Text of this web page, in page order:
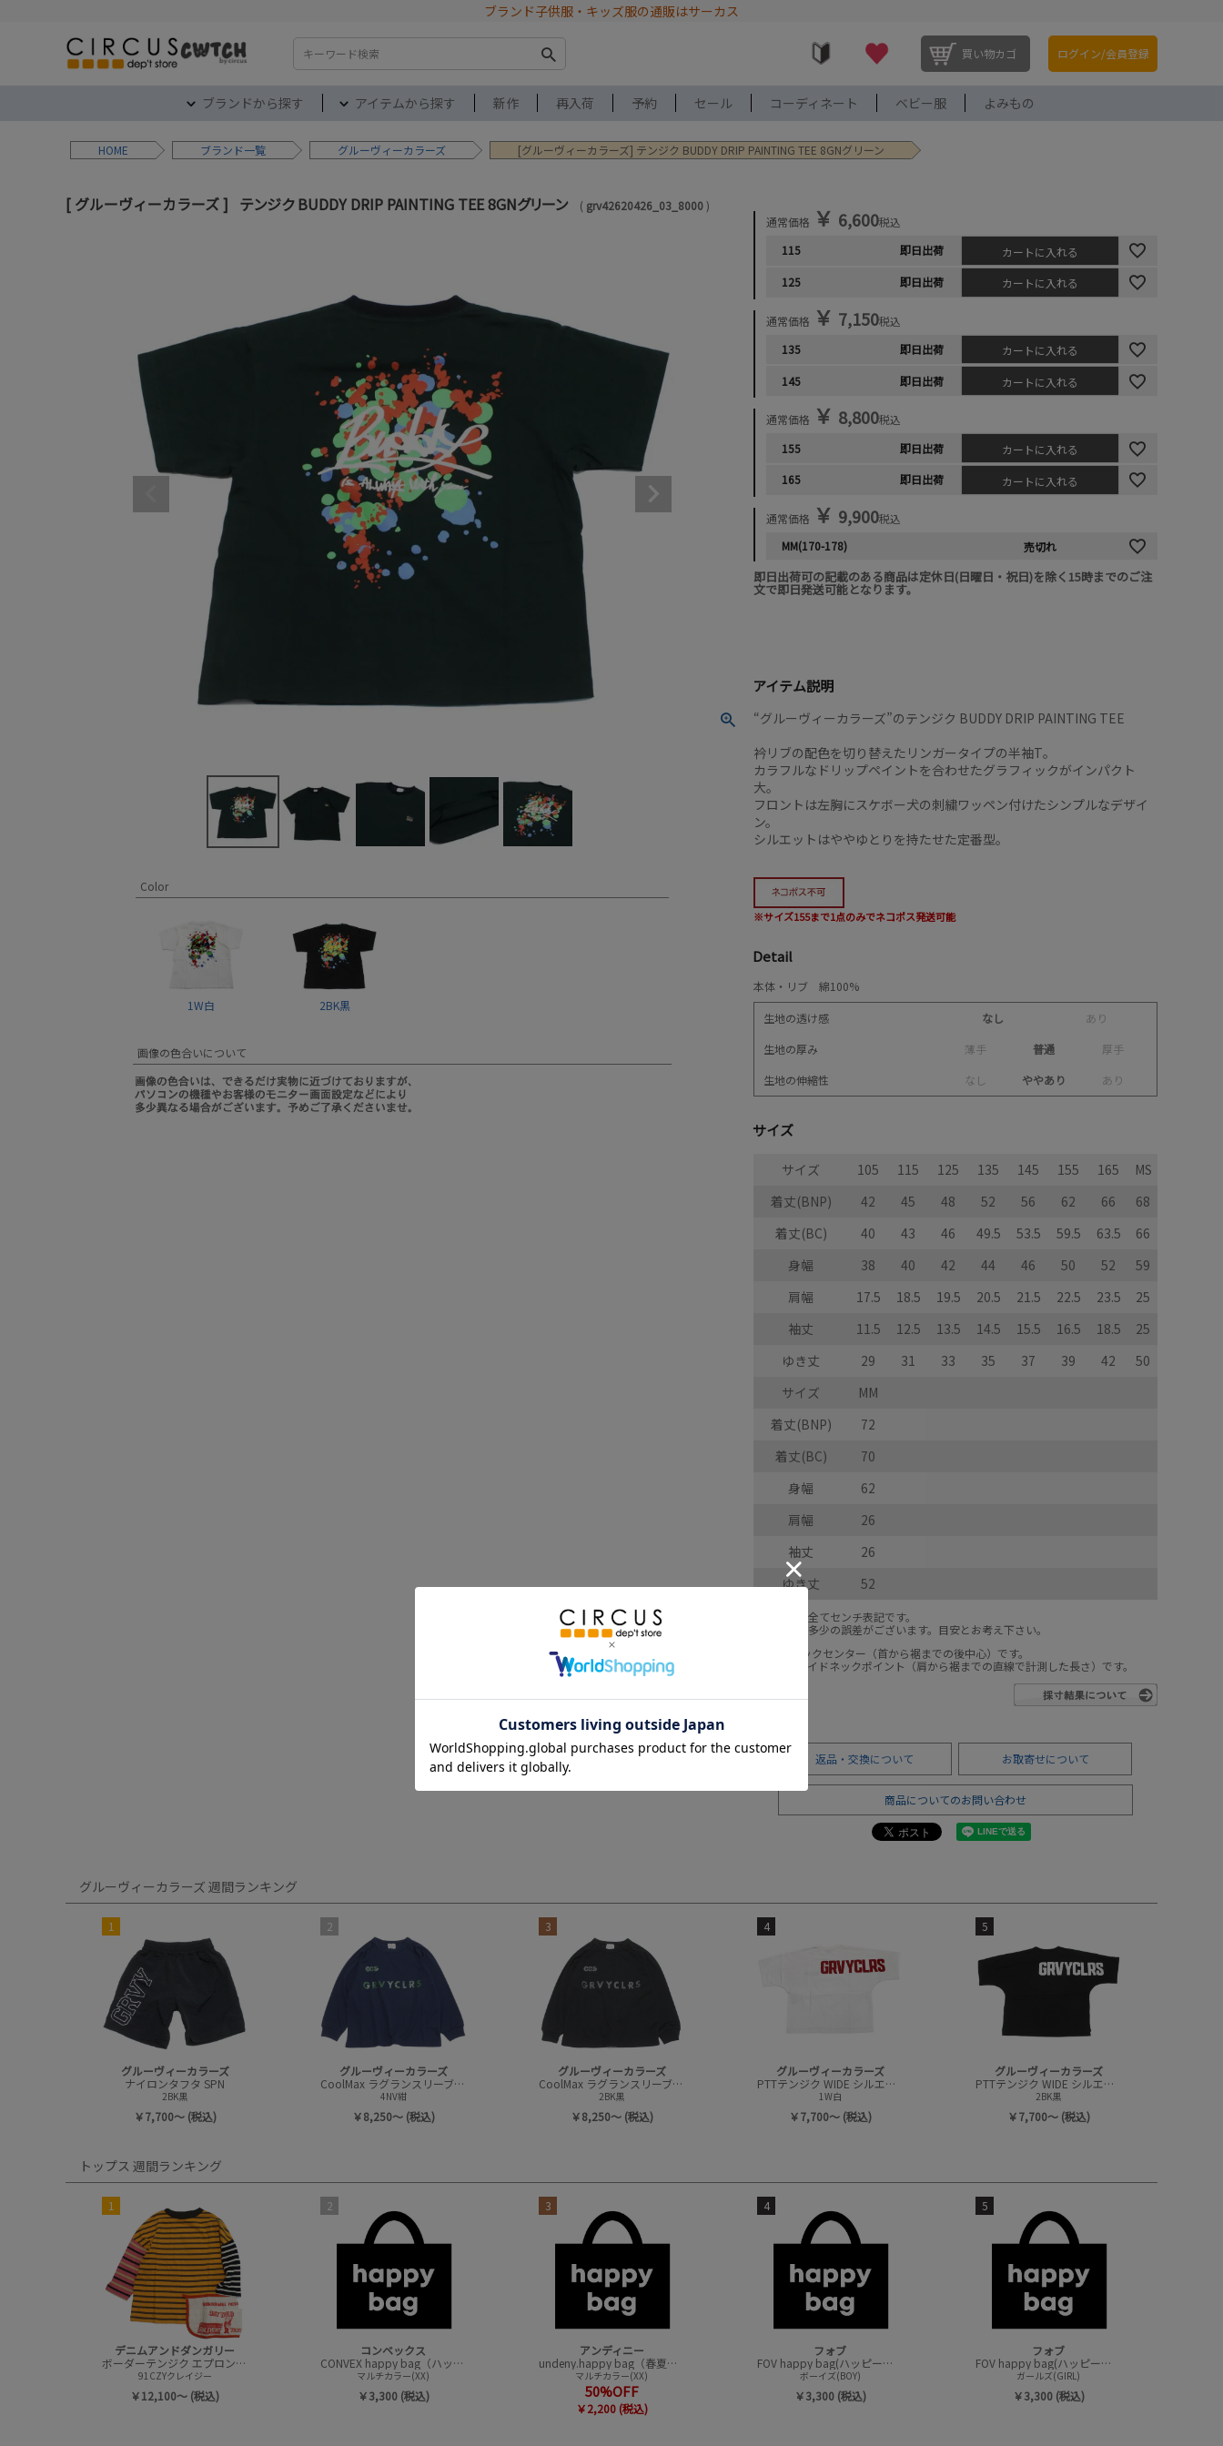
ブランド子供服・キッズ服の通販はサーカス
検索 買い物カゴ ログイン/会員登録
ブランドから探す アイテムから探す 新作 再入荷 予約 セール コーディネート ベビー服 よみもの
HOME ブランド グルーヴィーカラーズ [グルーヴィーカラーズ] テンジク BUDDY DRIP PAINTING TEE 8GNグリーン
グルーヴィーカラーズ テンジク BUDDY DRIP PAINTING TEE 8GNグリーン grv42620426_03_8000
Color
1W白 2BK黒
画像の色合いについて
通常価格 ￥ 6,600税込
115
即日出荷
カートに入れる
125
即日出荷 カートに入れる
通常価格 ￥ 7,150税込
135
即日出荷
カートに入れる
145
即日出荷 カートに入れる
通常価格 ￥ 8,800税込
155
即日出荷
カートに入れる
165
即日出荷 カートに入れる
通常価格 ￥ 9,900税込
MM(170-178)
売切れ
即日出荷可の記載のある商品は定休日(日曜日・祝日)を除く15時までのご注
文で即日発送可能となります。
アイテム説明
“グルーヴィーカラーズ”のテンジク BUDDY DRIP PAINTING TEE
衿リブの配色を切り替えたリンガータイプの半袖T。
カラフルなドリップペイントを合わせたグラフィックがインパクト
大。
フロントは左胸にスケボー犬の刺繍ワッペン付けたシンプルなデザイ
ン。
シルエットはややゆとりを持たせた定番型。
※サイズ155まで1点のみでネコポス発送可能
Detail
本体・リブ 綿100%
生地の透け感 なし あ り
生地の厚み
薄手 普通 厚手
生地の伸縮性
な し ややあり あ り
サイズ
サイズ 105 115 125 135 145 155 165
MS
着丈(BNP)
42 45 48 52 56 62 66
68
着丈(BC)
40 43 46 49.5 53.5 59.5 63.5
66
身幅
38 40 42 44 46 50 52
59
肩幅
17.5 18.5 19.5 20.5 21.5 22.5 23.5
25
袖丈
11.5 12.5 13.5 14.5 15.5 16.5 18.5
25
ゆき丈
29 31 33 35 37 39 42
50
サイズ
MM
着丈(BNP)
72
着丈(BC)
70
身幅
62
肩幅
26
袖丈
26
ゆき丈
52
採寸結果は全てセンチ表記です。
商品により多少の誤差がございます。目安とお考え下さい。
※BCはバックセンター（首から裾までの後中心）です。
※SNPはサイドネックポイント（肩から裾までの直線で計測した長さ）です。
返品・交換について お取寄せについて
商品についてのお問い合わせ
グルーヴィーカラーズ 週間ランキング
1
グルーヴィーカラーズ
ナイロンタフタ SPN
2BK黒
￥7,700～ (税込)
2
グルーヴィーカラーズ
CoolMax ラグランスリーブ L/S TEE
4NV紺
￥8,250～ (税込)
3
グルーヴィーカラーズ
CoolMax ラグランスリーブ L/S TEE
2BK黒
￥8,250～ (税込)
4
グルーヴィーカラーズ
PTTテンジク WIDE シルエット 7ブソデ TEE
1W白
￥7,700～ (税込)
5
グルーヴィーカラーズ
PTTテンジク WIDE シルエット 7ブソデ TEE
2BK黒
￥7,700～ (税込)
トップス 週間ランキング
1
デニムアンドダンガリー
ボーダーテンジク エプロンツキ L/S TEE(8分袖)
91CZYクレイジー
￥12,100～ (税込)
2
コンベックス
CONVEX happy bag（ハッピーバック）
マルチカラー(XX)
￥3,300 (税込)
3
アンディニー
undeny.happy bag（春夏アイテムハッピーバック）
マルチカラー(XX)
50%OFF
￥2,200 (税込)
4
フォブ
FOV happy bag(ハッピーバック/トップスセット)
ボーイズ(BOY)
￥3,300 (税込)
5
フォブ
FOV happy bag(ハッピーバック/トップスセット)
ガールズ(GIRL)
￥3,300 (税込)